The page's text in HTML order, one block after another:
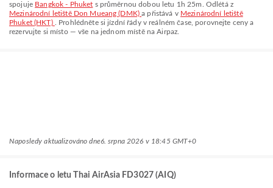
spojuje Bangkok - Phuket s průměrnou dobou letu 1h 25m
. Odlétá z
Mezinárodní letiště Don Mueang (DMK)a přistává v Mezinárodní letiště
Phuket (HKT)
. Prohlédněte si jízdní řády v reálném čase, porovnejte ceny a
rezervujte si místo — vše na jednom místě na Airpaz.
Naposledy aktualizováno dne6. srpna 2026 v 18:45 GMT+0
Informace o letu Thai AirAsia FD3027 (AIQ)